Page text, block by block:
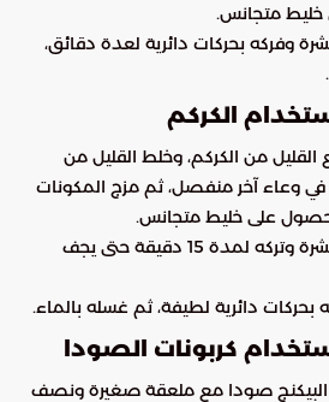
متجانس.
وفركه بحركات دائرية لعدة دقائق،
الكركم
من الكركم، وخلط القليل من
في وعاء آخر منفصل، ثم مزج المكونات
على خليط متجانس.
تطبيق المزيج على البشرة وتركه لمدة 15 دقيقة حتى يجف
بحركات دائرية لطيفة، ثم غسله بالماء.
كربونات الصودا
البيكنج صودا مع ملعقة صغيرة ونصف